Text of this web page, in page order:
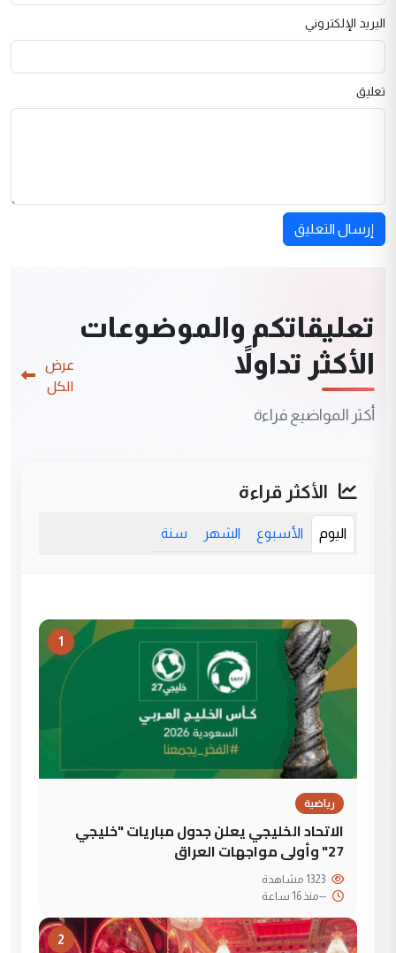
البريد الإلكتروني
تعليق
إرسال التعليق
تعليقاتكم والموضوعات
الأكثر تداولاً
أكثر المواضيع قراءة
عرض
الكل
الأكثر قراءة
اليوم الأسبوع الشهر سنة
1
رياضية
الاتحاد الخليجي يعلن جدول مباريات "خليجي
27" وأولى مواجهات العراق
--منذ 16 ساعة
2